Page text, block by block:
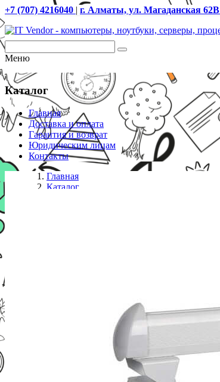
+7 (707) 4216040 | г. Алматы, ул. Магаданская 62В
Меню
Каталог
Главная
Доставка и оплата
Гарантия и возврат
Юридическим лицам
Контакты
Главная
Каталог